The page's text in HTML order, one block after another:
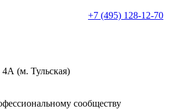
+7 (495) 128-12-70
(м. Тульская)
сообществу